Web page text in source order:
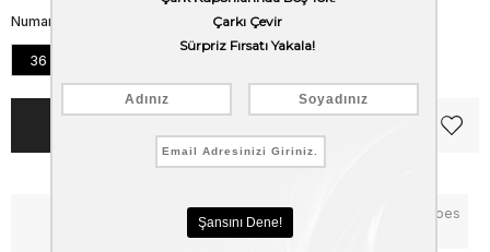
Numara
36
Notify me when the price goes
down